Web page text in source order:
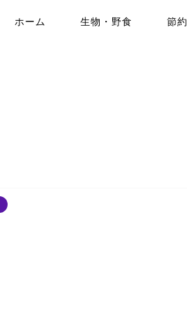
ホーム 生物・野食 節約